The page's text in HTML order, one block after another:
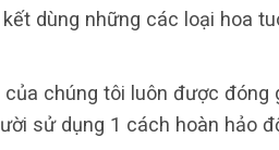
dùng những các loại hoa
chúng tôi luôn được đóng
sử dụng 1 cách hoàn hảo